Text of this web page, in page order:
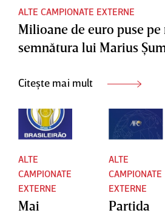
ALTE CAMPIONATE EXTERNE
Milioane de euro puse pe
semnătura lui Marius
Citește mai mult
ALTE
CAMPIONATE
EXTERNE
Mai
ALTE
CAMPIONATE
EXTERNE
Partida